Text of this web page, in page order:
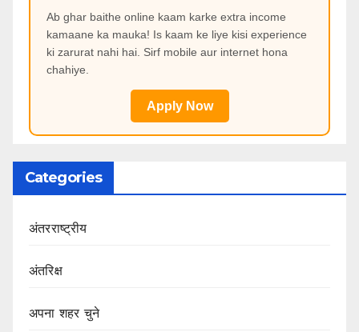
Ab ghar baithe online kaam karke extra income
kamaane ka mauka! Is kaam ke liye kisi experience
ki zarurat nahi hai. Sirf mobile aur internet hona
chahiye.
Apply Now
Categories
अंतरराष्ट्रीय
अंतरिक्ष
अपना शहर चुने